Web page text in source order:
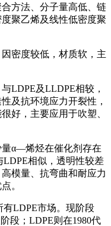
方法、分子量高低、链
聚乙烯及线性低密度聚
密度较低，材质软，主
LDPE及LLDPE相较，
及抗环境应力开裂性，
好，主要应用于吹塑、
α—烯烃在催化剂存在
LDPE相似，透明性较差
模量、抗弯曲和耐应力
。
有LDPE市场。现阶段
段； LDPE则在1980代